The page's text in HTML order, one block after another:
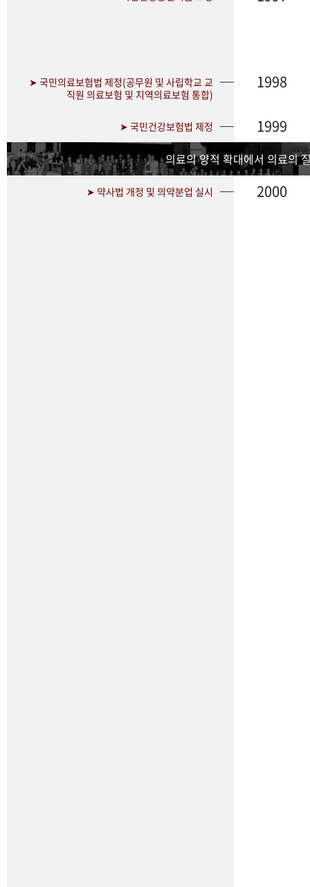
➤ 국민의료보험법 제정(공무원 및 사립학교 교
직원 의료보험 및 지역의료보험 통합)
1998
➤ 국민건강보험법 제정 1999
의료의 양적 확대에서 의료의
➤ 약사법 개정 및 의약분업 실시 2000